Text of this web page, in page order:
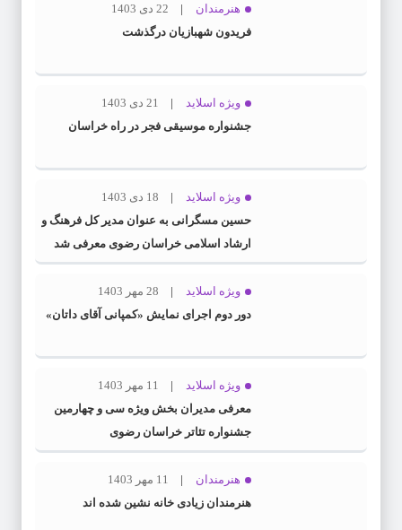
هنرمندان
22 دی 1403
فریدون شهبازیان درگذشت
ویژه اسلاید
21 دی 1403
جشنواره موسیقی فجر در راه خراسان
ویژه اسلاید
18 دی 1403
حسین مسگرانی به عنوان مدیر کل فرهنگ و
ارشاد اسلامی خراسان رضوی معرفی شد
ویژه اسلاید
28 مهر 1403
دور دوم اجرای نمایش «کمپانی آقای داتان»
ویژه اسلاید
11 مهر 1403
معرفی مدیران بخش ویژه سی و چهارمین
جشنواره تئاتر خراسان رضوی
هنرمندان
11 مهر 1403
هنرمندان زیادی خانه نشین شده اند